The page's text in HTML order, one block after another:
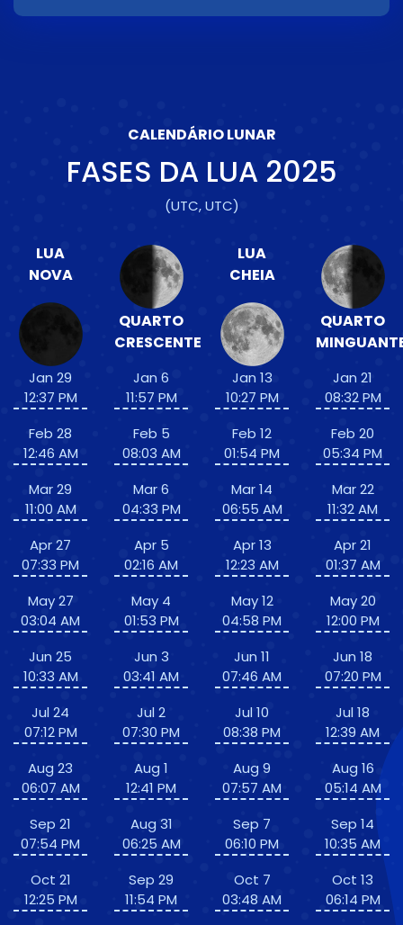
CALENDÁRIO LUNAR
FASES DA LUA 2025
(UTC, UTC)
LUA
NOVA
Jan 29
12:37 PM
Feb 28
12:46 AM
Mar 29
11:00 AM
Apr 27
07:33 PM
May 27
03:04 AM
Jun 25
10:33 AM
Jul 24
07:12 PM
Aug 23
06:07 AM
Sep 21
07:54 PM
Oct 21
12:25 PM
QUARTO
CRESCENTE
Jan 6
11:57 PM
Feb 5
08:03 AM
Mar 6
04:33 PM
Apr 5
02:16 AM
May 4
01:53 PM
Jun 3
03:41 AM
Jul 2
07:30 PM
Aug 1
12:41 PM
Aug 31
06:25 AM
Sep 29
11:54 PM
LUA
CHEIA
Jan 13
10:27 PM
Feb 12
01:54 PM
Mar 14
06:55 AM
Apr 13
12:23 AM
May 12
04:58 PM
Jun 11
07:46 AM
Jul 10
08:38 PM
Aug 9
07:57 AM
Sep 7
06:10 PM
Oct 7
03:48 AM
QUARTO
Jan 21
08:32 PM
Feb 20
05:34 PM
Mar 22
11:32 AM
Apr 21
01:37 AM
May 20
12:00 PM
Jun 18
07:20 PM
Jul 18
12:39 AM
Aug 16
05:14 AM
Sep 14
10:35 AM
Oct 13
06:14 PM